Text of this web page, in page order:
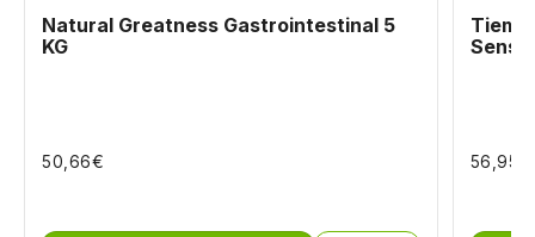
Natural Greatness Gastrointestinal 5
KG
50,66€ 56,95